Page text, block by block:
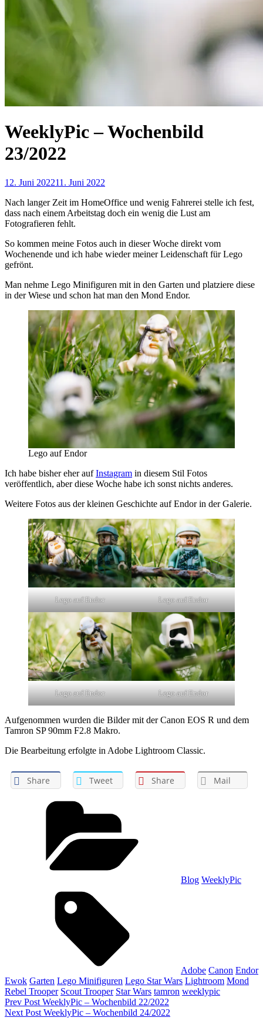
WeeklyPic – Wochenbild
23/2022
12. Juni 202211. Juni 2022
Nach langer Zeit im HomeOffice und wenig Fahrerei stelle ich fest,
dass nach einem Arbeitstag doch ein wenig die Lust am
Fotografieren fehlt.
So kommen meine Fotos auch in dieser Woche direkt vom
Wochenende und ich habe wieder meiner Leidenschaft für Lego
gefrönt.
Man nehme Lego Minifiguren mit in den Garten und platziere diese
in der Wiese und schon hat man den Mond Endor.
Lego auf Endor
Ich habe bisher eher aufInstagram in diesem Stil Fotos
veröffentlich, aber diese Woche habe ich sonst nichts anderes.
Weitere Fotos aus der kleinen Geschichte auf Endor in der Galerie.
Lego auf Endor Lego auf Endor
Lego auf Endor Lego auf Endor
Aufgenommen wurden die Bilder mit der Canon EOS R und dem
Tamron SP 90mm F2.8 Makro.
Die Bearbeitung erfolgte in Adobe Lightroom Classic.
Share Tweet Share Mail
Blog WeeklyPic
Adobe Canon Endor
Ewok Garten Lego Minifiguren Lego Star Wars Lightroom Mond
Rebel Trooper Scout Trooper Star Wars tamron weeklypic
Beitragsnavigation
Previous
Post
Prev Post WeeklyPic – Wochenbild 22/2022
Next
Next Post WeeklyPic – Wochenbild 24/2022